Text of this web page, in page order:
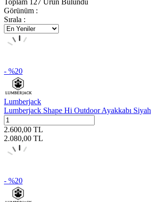
Toplam 127 Ürün Bulundu
Görünüm :
Sırala :
- %20
Lumberjack
Lumberjack Shape Hi Outdoor Ayakkabı Siyah
2.600,00 TL
2.080,00 TL
- %20